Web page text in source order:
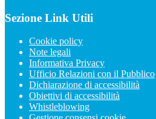
Sezione Link Utili
Cookie policy
Note legali
Informativa Privacy
Ufficio Relazioni con il Pubblico
Dichiarazione di accessibilità
Obiettivi di accessibilità
Whistleblowing